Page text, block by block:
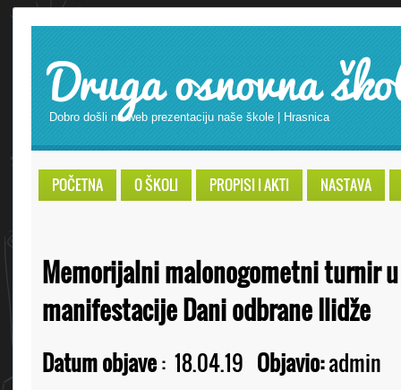
Druga osnovna
Dobro došli na web prezentaciju naše škole | Hrasnica
POČETNA O ŠKOLI PROPISI I AKTI NASTAVA
Memorijalni malonogometni turnir
manifestacije Dani odbrane Ilidže
Datum objave: 18.04.19 Objavio:admin